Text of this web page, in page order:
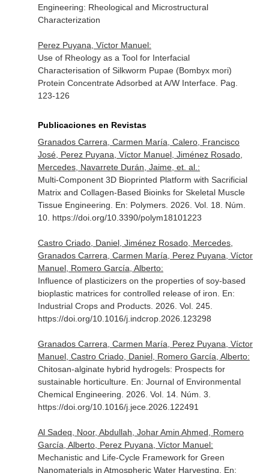
Engineering: Rheological and Microstructural
Characterization
Perez Puyana, Víctor Manuel:
Use of Rheology as a Tool for Interfacial
Characterisation of Silkworm Pupae (Bombyx mori)
Protein Concentrate Adsorbed at A/W Interface. Pag.
123-126
Publicaciones en Revistas
Granados Carrera, Carmen María, Calero, Francisco
José, Perez Puyana, Víctor Manuel, Jiménez Rosado,
Mercedes, Navarrete Durán, Jaime, et. al.:
Multi-Component 3D Bioprinted Platform with Sacrificial
Matrix and Collagen-Based Bioinks for Skeletal Muscle
Tissue Engineering. En: Polymers. 2026. Vol. 18. Núm.
10. https://doi.org/10.3390/polym18101223
Castro Criado, Daniel, Jiménez Rosado, Mercedes,
Granados Carrera, Carmen María, Perez Puyana, Víctor
Manuel, Romero García, Alberto:
Influence of plasticizers on the properties of soy-based
bioplastic matrices for controlled release of iron. En:
Industrial Crops and Products. 2026. Vol. 245.
https://doi.org/10.1016/j.indcrop.2026.123298
Granados Carrera, Carmen María, Perez Puyana, Víctor
Manuel, Castro Criado, Daniel, Romero García, Alberto:
Chitosan-alginate hybrid hydrogels: Prospects for
sustainable horticulture. En: Journal of Environmental
Chemical Engineering . 2026. Vol. 14. Núm. 3.
https://doi.org/10.1016/j.jece.2026.122491
Al Sadeq, Noor, Abdullah, Johar Amin Ahmed, Romero
García, Alberto, Perez Puyana, Víctor Manuel:
Mechanistic and Life-Cycle Framework for Green
Nanomaterials in Atmospheric Water Harvesting. En: